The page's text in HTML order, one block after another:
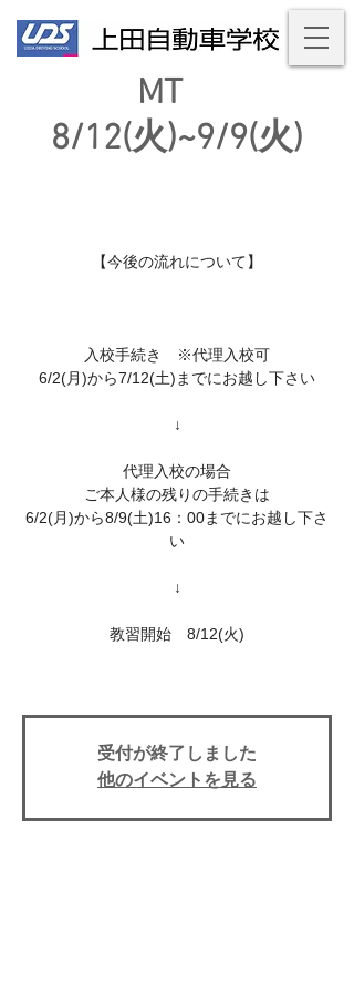
MT
8/12(火)~9/9(火)
【今後の流れについて】
入校手続き ※代理入校可
6/2(月)から7/12(土)までにお越し下さい
↓
代理入校の場合
ご本人様の残りの手続きは
6/2(月)から8/9(土)16：00までにお越し下さ
い
↓
教習開始 8/12(火)
受付が終了しました
他のイベントを見る